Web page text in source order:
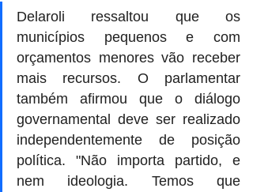
Delaroli ressaltou que os
municípios pequenos e com
orçamentos menores vão receber
mais recursos. O parlamentar
também afirmou que o diálogo
governamental deve ser realizado
independentemente de posição
política. "Não importa partido, e
nem ideologia. Temos que